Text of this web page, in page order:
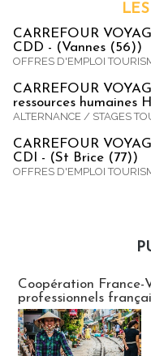
LES
CARREFOUR
CDD - (Vannes (56))
OFFRES D'EMPLOI
CARREFOUR
ressources humaines
ALTERNANCE / STAGES
CARREFOUR
CDI - (St Brice (77))
OFFRES D'EMPLOI
Coopération France-
professionnels